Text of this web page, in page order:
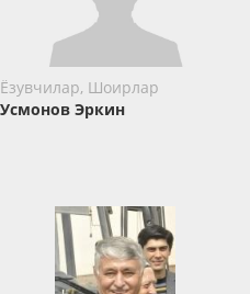
Ёзувчилар, Шоирлар
Усмонов Эркин